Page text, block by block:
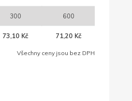
300 600
73,10 Kč 71,20 Kč
Všechny ceny jsou bez DPH